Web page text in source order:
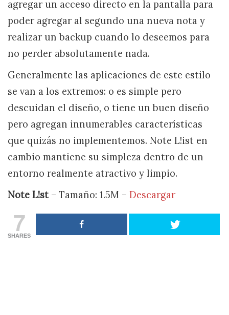
agregar un acceso directo en la pantalla para
poder agregar al segundo una nueva nota y
realizar un backup cuando lo deseemos para
no perder absolutamente nada.
Generalmente las aplicaciones de este estilo
se van a los extremos: o es simple pero
descuidan el diseño, o tiene un buen diseño
pero agregan innumerables características
que quizás no implementemos. Note L!ist en
cambio mantiene su simpleza dentro de un
entorno realmente atractivo y limpio.
Note L!st – Tamaño: 1.5M – Descargar
7
SHARES